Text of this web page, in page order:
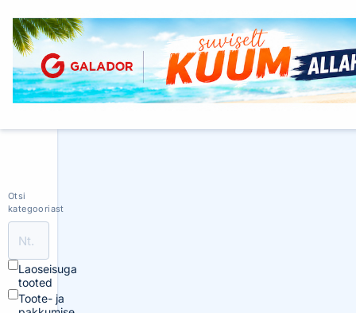
Otsi
kategooriast
Laoseisuga
tooted
Toote- ja